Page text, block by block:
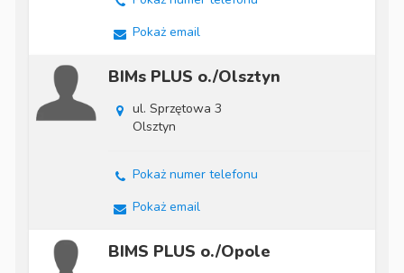
Pokaż email
BIMs PLUS o./Olsztyn
ul. Sprzętowa 3
Olsztyn
Pokaż numer telefonu
Pokaż email
BIMS PLUS o./Opole